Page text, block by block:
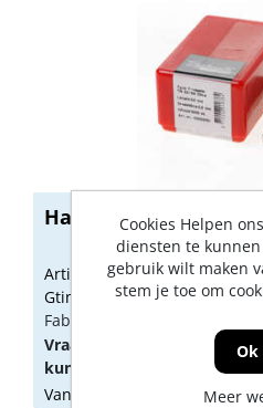
Haubold Dutack T-
Artikelnummer: 1033310
Gtin: 8712008018384
Fabrikant artikel nummer:
Vraag een
aan of
kunnen zien.
Vandaag besteld, morgen
Cookies Helpen
diensten te
gebruik wilt maken
stem je toe om
Ok
Meer